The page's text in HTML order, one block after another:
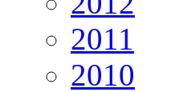
2011
2010